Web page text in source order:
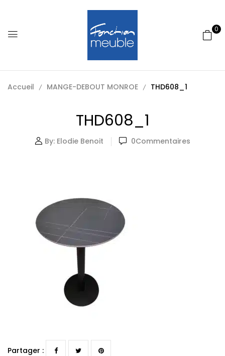
0
Accueil MANGE-DEBOUT MONROE THD608_1
THD608_1
By: Elodie Benoit 0Commentaires
Partager :